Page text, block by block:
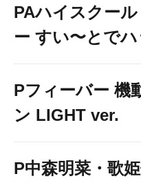
PAハイスクー
ー すい〜とで
Pフィーバー 機
ン LIGHT ver.
P中森明菜・歌